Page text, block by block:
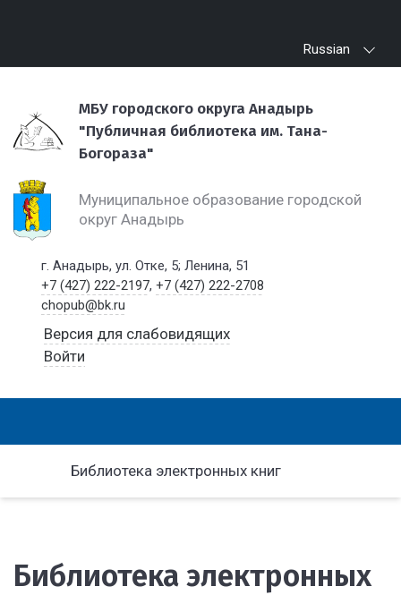
Russian
МБУ городского округа Анадырь
"Публичная библиотека им. Тана-
Богораза"
Муниципальное образование городской
округ Анадырь
г. Анадырь, ул. Отке, 5; Ленина, 51
+7 (427) 222-2197,+7 (427) 222-2708
chopub@bk.ru
Версия для слабовидящих
Войти
Библиотека электронных книг
Библиотека электронных